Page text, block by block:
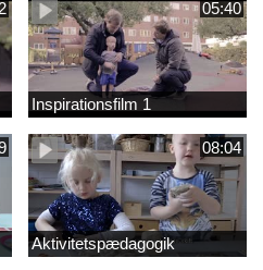
05:40
Inspirationsfilm 1
08:04
Aktivitetspædagogik